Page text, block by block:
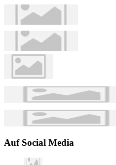
Auf Social Media